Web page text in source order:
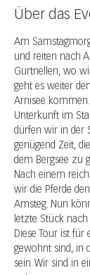
Über das
Am
und reiten nach
Gurtnellen, wo
geht es weiter
Arnisee
Unterkunft im
dürfen wir in der
genügend Zeit,
dem Bergsee zu
Nach einem
wir die Pferde
Amsteg. Nun
letzte Stück
Diese Tour ist für
gewohnt sind, in
sein. Wir sind in